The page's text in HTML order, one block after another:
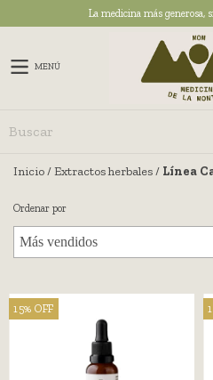
La medicina más generosa,
MENÚ
Inicio/Extractos herbales/ Línea
Ordenar por
15% OFF